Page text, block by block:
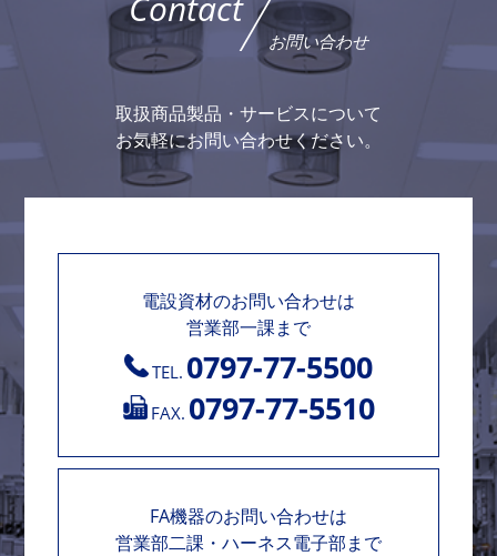
お問い合わせ
取扱商品製品・サービスについて
お気軽にお問い合わせください。
電設資材のお問い合わせは
営業部一課まで
TEL. 0797-77-5500
FAX. 0797-77-5510
FA機器のお問い合わせは
営業部二課・ハーネス電子部まで